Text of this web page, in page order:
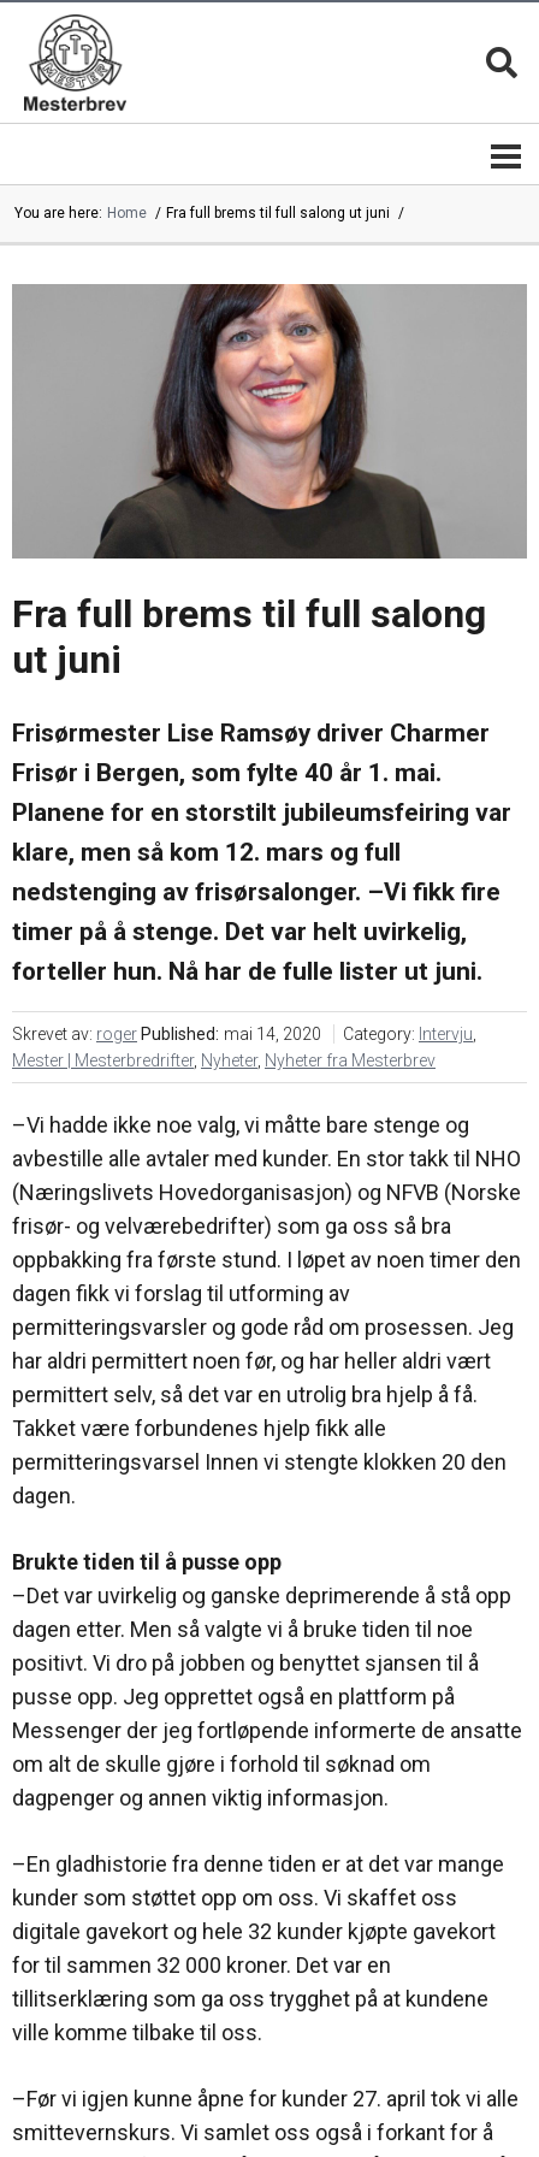
Mesterkvalifikasjonen
Mestermerket
Kontakt
oss
Karriere
mesterbedrifter
13 gode
grunner
Velg
alltid en
mester
Magasinet
MESTER
Mesterbrevnemndas
årsrapporter
markedsføring
|
Studieplaner
Søk
Søknadsskjema
Ofte
spørsmål
– Bli
mester
You are here: Home Fra full brems til full salong ut juni
Fra full brems til full salong
ut juni
Frisørmester Lise Ramsøy driver Charmer
Frisør i Bergen, som fylte 40 år 1. mai.
Planene for en storstilt jubileumsfeiring var
klare, men så kom 12. mars og full
nedstenging av frisørsalonger. –Vi fikk fire
timer på å stenge. Det var helt uvirkelig,
forteller hun. Nå har de fulle lister ut juni.
Skrevet av: roger Published: mai 14, 2020 Category: Intervju,
Mester | Mesterbredrifter, Nyheter, Nyheter fra Mesterbrev
–Vi hadde ikke noe valg, vi måtte bare stenge og
avbestille alle avtaler med kunder. En stor takk til NHO
(Næringslivets Hovedorganisasjon) og NFVB (Norske
frisør- og velværebedrifter) som ga oss så bra
oppbakking fra første stund. I løpet av noen timer den
dagen fikk vi forslag til utforming av
permitteringsvarsler og gode råd om prosessen. Jeg
har aldri permittert noen før, og har heller aldri vært
permittert selv, så det var en utrolig bra hjelp å få.
Takket være forbundenes hjelp fikk alle
permitteringsvarsel Innen vi stengte klokken 20 den
dagen.
Brukte tiden til å pusse opp
–Det var uvirkelig og ganske deprimerende å stå opp
dagen etter. Men så valgte vi å bruke tiden til noe
positivt. Vi dro på jobben og benyttet sjansen til å
pusse opp. Jeg opprettet også en plattform på
Messenger der jeg fortløpende informerte de ansatte
om alt de skulle gjøre i forhold til søknad om
dagpenger og annen viktig informasjon.
–En gladhistorie fra denne tiden er at det var mange
kunder som støttet opp om oss. Vi skaffet oss
digitale gavekort og hele 32 kunder kjøpte gavekort
for til sammen 32 000 kroner. Det var en
tillitserklæring som ga oss trygghet på at kundene
ville komme tilbake til oss.
–Før vi igjen kunne åpne for kunder 27. april tok vi alle
smittevernskurs. Vi samlet oss også i forkant for å